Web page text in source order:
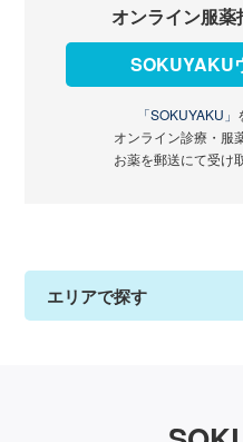
オンライン服薬
SOKUYAKU
「SOKUYAKU」
オンライン診療・服
お薬を郵送にて受け
エリアで探す